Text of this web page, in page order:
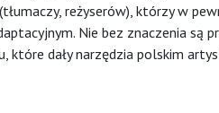
reżyserów), którzy w
Nie bez znaczenia
które dały narzędzia polskim